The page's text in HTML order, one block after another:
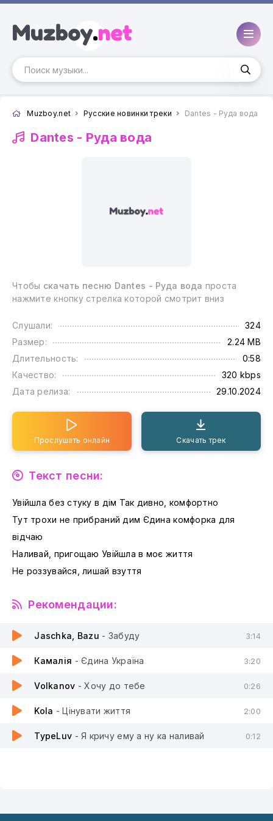
Muzboy.net Русские новинки треки Dantes - Руда вода
Dantes - Руда вода
Чтобы скачать песню Dantes - Руда вода проста
нажмите кнопку стрелка которой смотрит вниз
Слушали:
324
Размер:
2.24 MB
Длительность:
0:58
Качество:
320 kbps
Дата релиза:
29.10.2024
Прослушать онлайн Скачать трек
Текст песни:
Увійшла без стуку в дім Так дивно, комфортно
Тут трохи не прибраний дим Єдина комфорка для
відчаю
Наливай, пригощаю Увійшла в моє життя
Не роззувайся, лишай взуття
Рекомендации:
Jaschka, Bazu - Забуду 3:14
Камалія - Єдина Україна 3:20
Volkanov - Хочу до тебе 0:26
Kola - Цінувати життя 2:00
TypeLuv - Я кричу ему а ну ка наливай 0:12